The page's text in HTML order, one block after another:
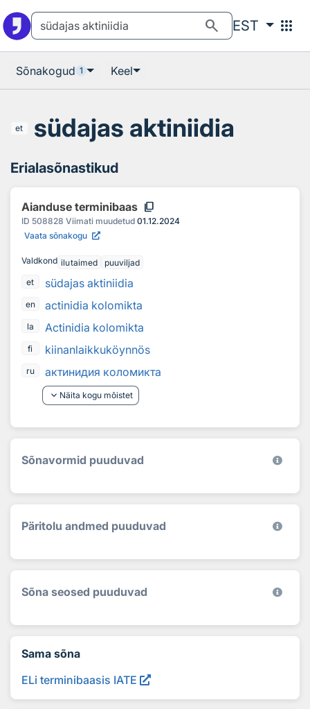
search EST apps
Sõnakogud 1 Keel
et südajas aktiniidia
Erialasõnastikud
Aianduse terminibaas content_copy
ID 508828 Viimati muudetud 01.12.2024
Vaata sõnakogu
Valdkond ilutaimed
puuviljad
et
südajas aktiniidia
en actinidia kolomikta
la Actinidia kolomikta
fi kiinanlaikkuköynnös
ru
актинидия коломикта
keyboard_arrow_down Näita kogu mõistet
Sõnavormid puuduvad
Päritolu andmed puuduvad
Sõna seosed puuduvad
Sama sõna
ELi terminibaasis IATE